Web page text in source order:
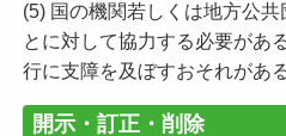
(5) 国の機関若しくは地方公
とに対して協力する必要があ
行に支障を及ぼすおそれがあ
開示・訂正・削除